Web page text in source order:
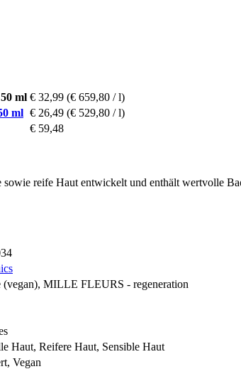
ml € 32,99 (€ 659,80 / l)
ml € 26,49 (€ 529,80 / l)
€ 59,48
reife Haut entwickelt und enthält wertvolle
(vegan), MILLE FLEURS - regeneration
Haut, Reifere Haut, Sensible Haut
Vegan